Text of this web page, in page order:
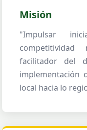
Misión
"Impulsar
facilitador del
implementación
local hacia lo